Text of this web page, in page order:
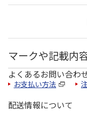
マークや記載内
よくあるお問い合わ
お支払い方法
配送情報について